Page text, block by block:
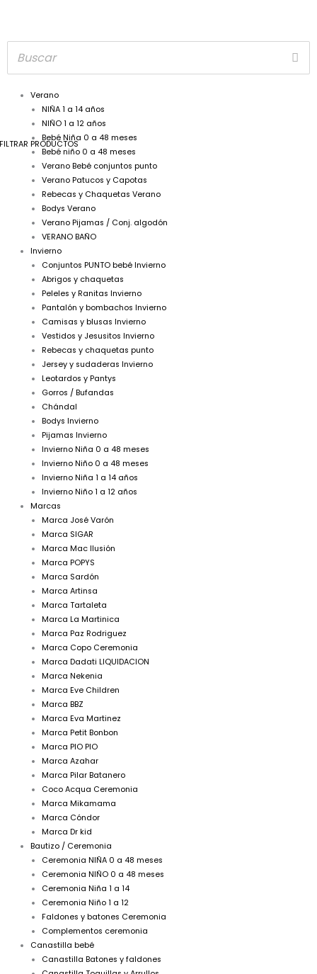
Verano
NIÑA 1 a 14 años
NIÑO 1 a 12 años
Bebé Niña 0 a 48 meses
Bebé niño 0 a 48 meses
Verano Bebé conjuntos punto
Verano Patucos y Capotas
Rebecas y Chaquetas Verano
Bodys Verano
Verano Pijamas / Conj. algodón
VERANO BAÑO
Invierno
Conjuntos PUNTO bebé Invierno
Abrigos y chaquetas
Peleles y Ranitas Invierno
Pantalón y bombachos Invierno
Camisas y blusas Invierno
Vestidos y Jesusitos Invierno
Rebecas y chaquetas punto
Jersey y sudaderas Invierno
Leotardos y Pantys
Gorros / Bufandas
Chándal
Bodys Invierno
Pijamas Invierno
Invierno Niña 0 a 48 meses
Invierno Niño 0 a 48 meses
Invierno Niña 1 a 14 años
Invierno Niño 1 a 12 años
Marcas
Marca José Varón
Marca SIGAR
Marca Mac Ilusión
Marca POPYS
Marca Sardón
Marca Artinsa
Marca Tartaleta
Marca La Martinica
Marca Paz Rodriguez
Marca Copo Ceremonia
Marca Dadati LIQUIDACION
Marca Nekenia
Marca Eve Children
Marca BBZ
Marca Eva Martinez
Marca Petit Bonbon
Marca PIO PIO
Marca Azahar
Marca Pilar Batanero
Coco Acqua Ceremonia
Marca Mikamama
Marca Cóndor
Marca Dr kid
Bautizo / Ceremonia
Ceremonia NIÑA 0 a 48 meses
Ceremonia NIÑO 0 a 48 meses
Ceremonia Niña 1 a 14
Ceremonia Niño 1 a 12
Faldones y batones Ceremonia
Complementos ceremonia
Canastilla bebé
Canastilla Batones y faldones
FILTRAR PRODUCTOS